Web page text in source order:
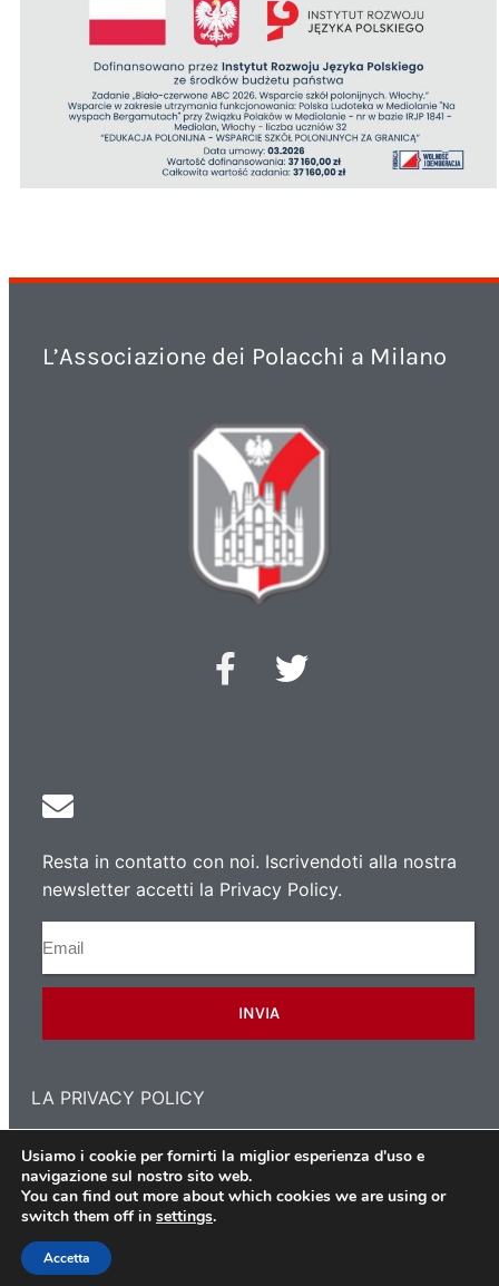
L’Associazione dei Polacchi a Milano
Resta in contatto con noi. Iscrivendoti alla nostra
newsletter accetti la Privacy Policy.
INVIA
LA PRIVACY POLICY
Copyright 2021 © L'Associazione dei Polacchi a Milano
Usiamo i cookie per fornirti la miglior esperienza d'uso e
navigazione sul nostro sito web.
You can find out more about which cookies we are using or
switch them off in settings.
Accetta